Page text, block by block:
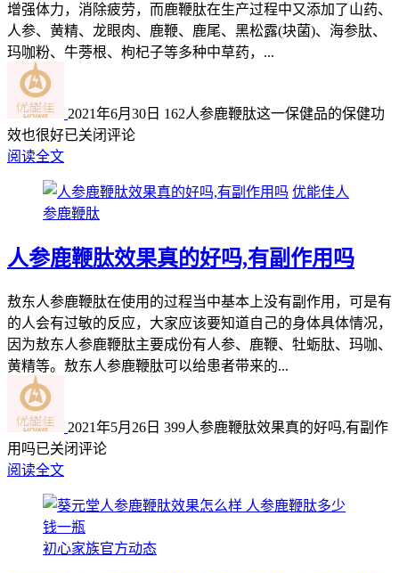
增强体力，消除疲劳，而鹿鞭肽在生产过程中又添加了山药、
人参、黄精、龙眼肉、鹿鞭、鹿尾、黑松露(块菌)、海参肽、
玛咖粉、牛蒡根、枸杞子等多种中草药，...
2021年6月30日 162人参鹿鞭肽这一保健品的保健功
效也很好已关闭评论
阅读全文
优能佳人
参鹿鞭肽
人参鹿鞭肽效果真的好吗,有副作用吗
敖东人参鹿鞭肽在使用的过程当中基本上没有副作用，可是有
的人会有过敏的反应，大家应该要知道自己的身体具体情况，
因为敖东人参鹿鞭肽主要成份有人参、鹿鞭、牡蛎肽、玛咖、
黄精等。敖东人参鹿鞭肽可以给患者带来的...
2021年5月26日 399人参鹿鞭肽效果真的好吗,有副作
用吗已关闭评论
阅读全文
初心家族官方动态